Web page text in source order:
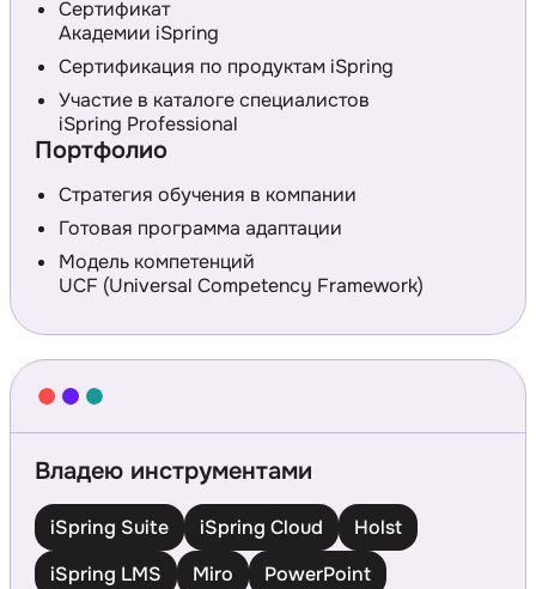
Сертификат
Академии iSpring
Сертификация по продуктам iSpring
Участие в каталоге специалистов
iSpring Professional
Портфолио
Стратегия обучения в компании
Готовая программа адаптации
Модель компетенций
UCF (Universal Competency Framework)
Владею инструментами
iSpring Suite iSpring Cloud
Holst
iSpring LMS
Miro PowerPoint